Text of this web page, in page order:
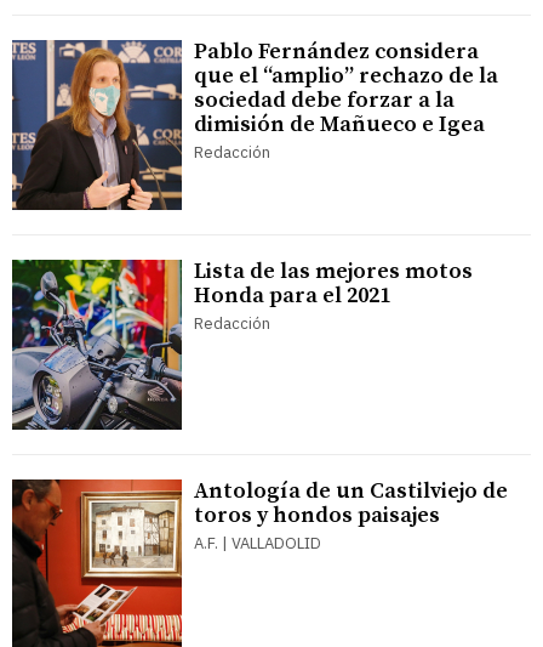
Pablo Fernández considera
que el “amplio” rechazo de la
sociedad debe forzar a la
dimisión de Mañueco e Igea
Redacción
Lista de las mejores motos
Honda para el 2021
Redacción
Antología de un Castilviejo de
toros y hondos paisajes
A.F. | VALLADOLID